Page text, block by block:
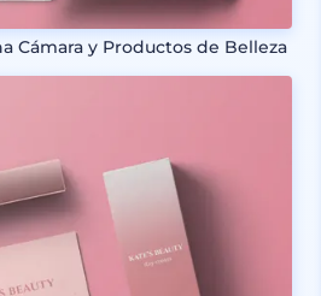
Cámara y Productos de Belleza